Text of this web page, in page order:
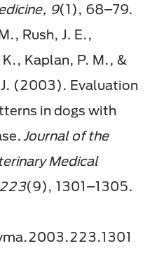
9(1), 68–79.
Rush, J. E.,
Kaplan, P. M., &
(2003). Evaluation
in dogs with
Journal of the
Medical
(9), 1301–1305.